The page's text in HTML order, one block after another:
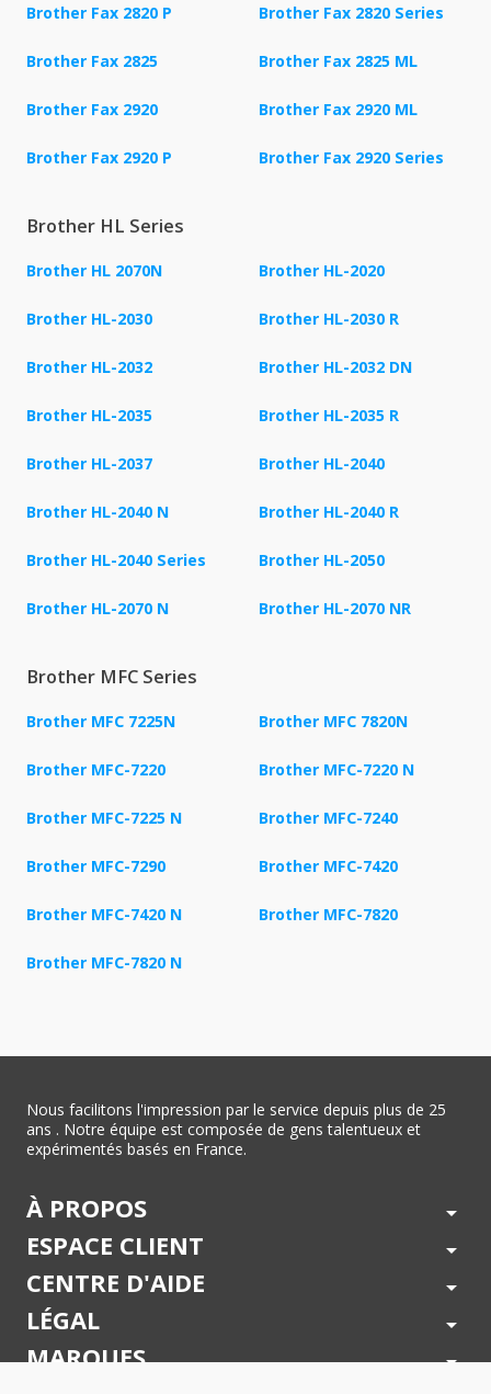
Brother Fax 2820 P Brother Fax 2820 Series
Brother Fax 2825 Brother Fax 2825 ML
Brother Fax 2920 Brother Fax 2920 ML
Brother Fax 2920 P Brother Fax 2920 Series
Brother HL Series
Brother HL 2070N Brother HL-2020
Brother HL-2030 Brother HL-2030 R
Brother HL-2032 Brother HL-2032 DN
Brother HL-2035 Brother HL-2035 R
Brother HL-2037 Brother HL-2040
Brother HL-2040 N Brother HL-2040 R
Brother HL-2040 Series Brother HL-2050
Brother HL-2070 N Brother HL-2070 NR
Brother MFC Series
Brother MFC 7225N Brother MFC 7820N
Brother MFC-7220 Brother MFC-7220 N
Brother MFC-7225 N Brother MFC-7240
Brother MFC-7290 Brother MFC-7420
Brother MFC-7420 N Brother MFC-7820
Brother MFC-7820 N
Nous facilitons l'impression par le service depuis plus de 25
ans . Notre équipe est composée de gens talentueux et
expérimentés basés en France.
À PROPOS arrow_drop_down
ESPACE CLIENT arrow_drop_down
CENTRE D'AIDE arrow_drop_down
LÉGAL arrow_drop_down
MARQUES arrow_drop_down